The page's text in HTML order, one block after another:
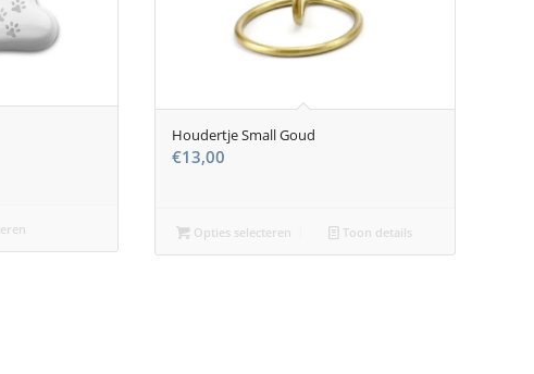
Houdertje Small Goud
€13,00
Opties selecteren Toon details